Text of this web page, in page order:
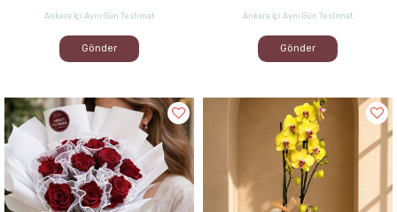
Ankara İçi Aynı Gün Teslimat
Gönder
Ankara İçi Aynı Gün Teslimat
Gönder